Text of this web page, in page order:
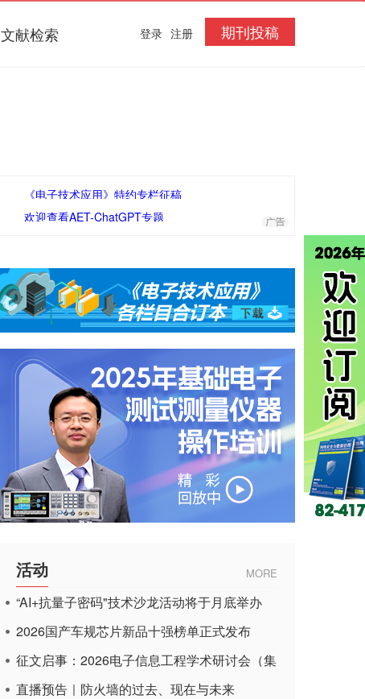
文献检索 期刊投稿
登录 注册
《电子技术应用》特约专栏征稿
欢迎查看AET-ChatGPT专题
活动 MORE
“AI+抗量子密码"技术沙龙活动将于月底举办
2026国产车规芯片新品十强榜单正式发布
征文启事：2026电子信息工程学术研讨会（集
成电路应用杂志）
直播预告｜防火墙的过去、现在与未来